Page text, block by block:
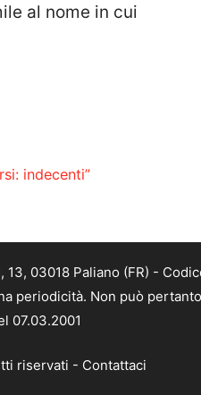
al nome in cui
indecenti”
03018 Paliano (FR) -
periodicità. Non può
07.03.2001
riservati - Contattaci